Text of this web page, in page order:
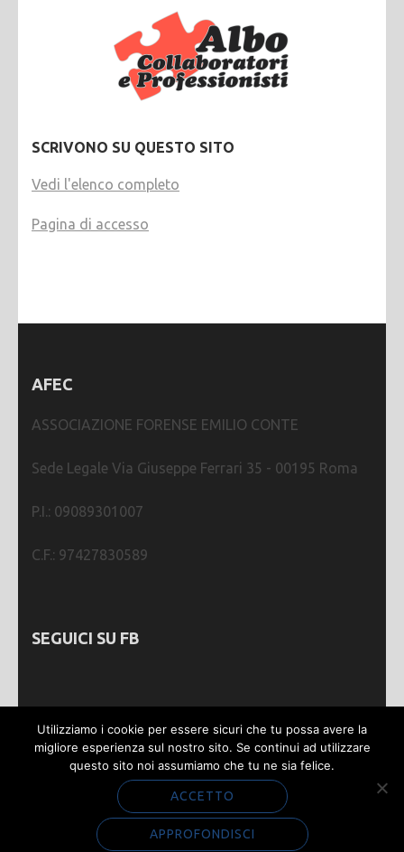
SCRIVONO SU QUESTO SITO
Vedi l'elenco completo
Pagina di accesso
AFEC
ASSOCIAZIONE FORENSE EMILIO CONTE
Sede Legale Via Giuseppe Ferrari 35 - 00195 Roma
P.I.: 09089301007
C.F.: 97427830589
SEGUICI SU FB
Webmastering bySGWEB | Metro Magazine |
Sviluppato da
Rara Theme. Powered by
Utilizziamo i cookie per essere sicuri che tu possa avere la
migliore esperienza sul nostro sito. Se continui ad utilizzare
questo sito noi assumiamo che tu ne sia felice.
ACCETTO
APPROFONDISCI